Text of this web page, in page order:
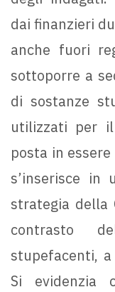
dai finanzieri
anche fuori
sottoporre a
di sostanze
utilizzati per il
posta in
s’inserisce in
strategia della
contrasto
stupefacenti,
Si evidenzia